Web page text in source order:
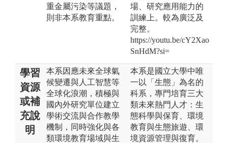
重金屬污染等議題，
則非本系教育重點。
場、研究應用能力的
訓練上。較為廣泛及
完整。
https://youtu.be/cY2Xao
SnHdM?si=
學習
資源
或補
充說
明
本系因應未來全球氣
候變遷與人工智慧等
全球化浪潮，積極與
國內外研究單位建立
學術交流與合作教學
機制，同時強化與各
類環境教育場域與生
本系是國立大學中唯
一以「生態」為名的
科系，專門培育三大
類未來熱門人才：生
態科學與保育、環境
教育與生態旅遊、環
境資源管理與復育。